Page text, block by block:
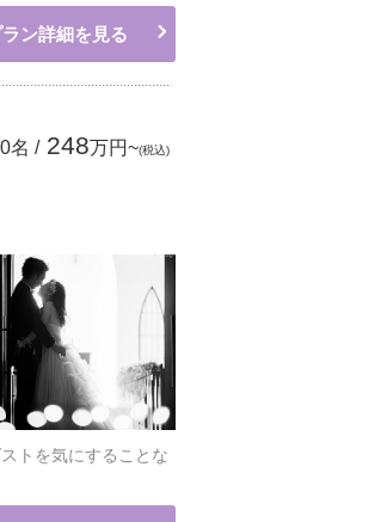
ン詳細を見る
名 /248万円~(税込)
トを気にすることな